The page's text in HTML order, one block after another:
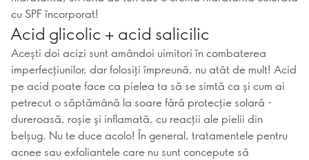
cu SPF încorporat!
Acid glicolic + acid salicilic
Acești doi acizi sunt amândoi uimitori în combaterea
imperfecțiunilor, dar folosiți împreună, nu atât de mult! Acid
pe acid poate face ca pielea ta să se simtă ca și cum ai
petrecut o săptămână la soare fără protecție solară -
dureroasă, roșie și inflamată, cu reacții ale pielii din
belșug. Nu te duce acolo! În general, tratamentele pentru
acnee sau exfoliantele care nu sunt concepute să